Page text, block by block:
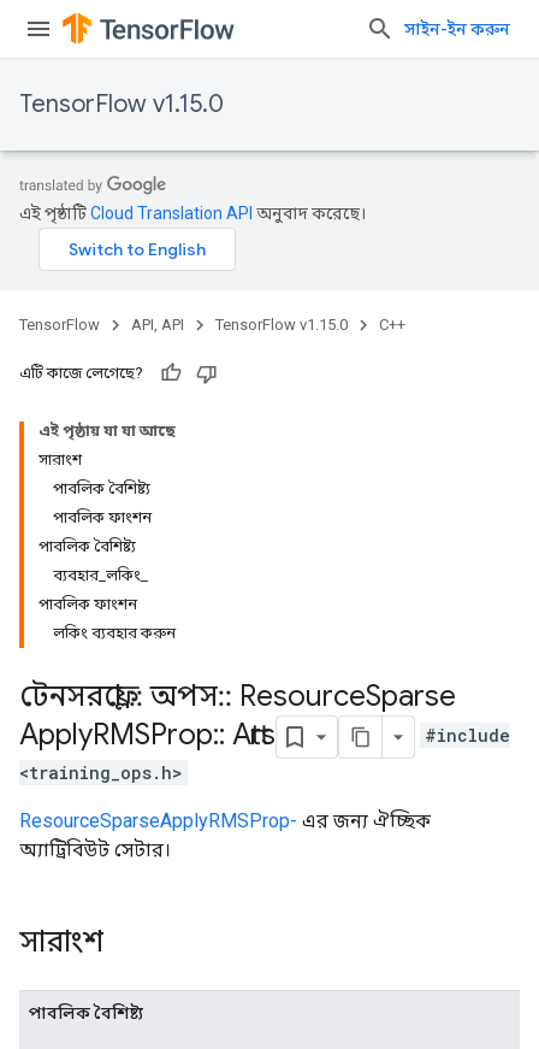
সাইন-ইন করুন
TensorFlow v1.15.0
এই পৃষ্ঠাটিCloud Translation API অনুবাদ করেছে।
TensorFlow API, API TensorFlow v1.15.0 C++
এটি কাজে লেগেছে?
এই পৃষ্ঠায় যা যা আছে
সারাংশ
পাবলিক বৈশিষ্ট্য
পাবলিক ফাংশন
পাবলিক বৈশিষ্ট্য
ব্যবহার_লকিং_
পাবলিক ফাংশন
লকিং ব্যবহার করুন
টেনসরফ্লো:: অপস:: ResourceSparse
ApplyRMSProp:: Attrs
#include
<training_ops.h>
ResourceSparseApplyRMSProp- এর জন্য ঐচ্ছিক
অ্যাট্রিবিউট সেটার।
সারাংশ
পাবলিক বৈশিষ্ট্য